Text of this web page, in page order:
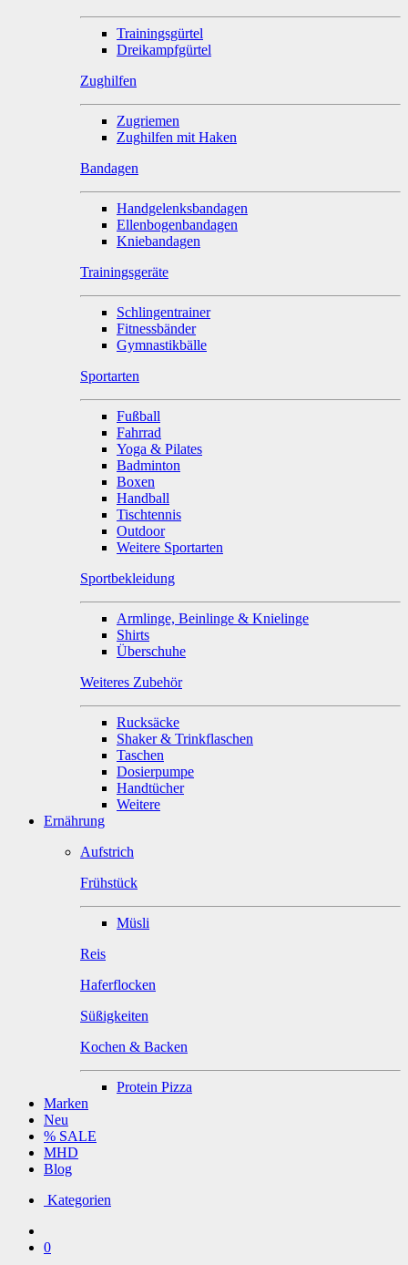
Trainingsgürtel
Dreikampfgürtel
Zughilfen
Zugriemen
Zughilfen mit Haken
Bandagen
Handgelenksbandagen
Ellenbogenbandagen
Kniebandagen
Trainingsgeräte
Schlingentrainer
Fitnessbänder
Gymnastikbälle
Sportarten
Fußball
Fahrrad
Yoga & Pilates
Badminton
Boxen
Handball
Tischtennis
Outdoor
Weitere Sportarten
Sportbekleidung
Armlinge, Beinlinge & Knielinge
Shirts
Überschuhe
Weiteres Zubehör
Rucksäcke
Shaker & Trinkflaschen
Taschen
Dosierpumpe
Handtücher
Weitere
Ernährung
Aufstrich
Frühstück
Müsli
Reis
Haferflocken
Süßigkeiten
Kochen & Backen
Protein Pizza
Marken
Neu
% SALE
MHD
Blog
Kategorien
0